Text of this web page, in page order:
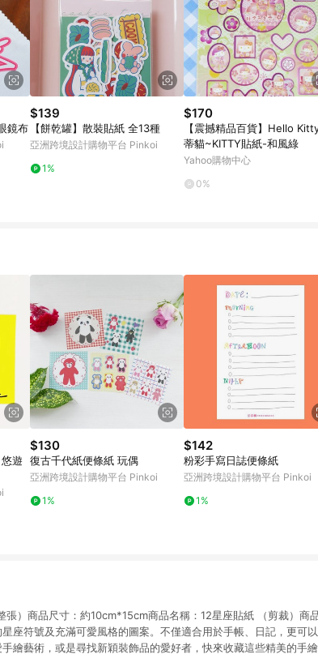
鏡布
$139
【餅乾罐】散裝貼紙 全13種
亞洲跨境設計購物平台 Pinkoi
1%
$170
【震撼精品百貨】Hello
蒂貓~KITTY貼紙-和風綠
Yahoo購物中心
0%
$130
復古千代紙便條紙 玩偶
亞洲跨境設計購物平台 Pinkoi
1%
$142
粉彩手寫日誌便條紙
亞洲跨境設計購物平台 Pinkoi
1%
張）商品尺寸：約10cm*15cm商品名稱：12星座貼紙 （剪裁）
座符號及充滿可愛風格的圖案。不僅適合用於手帳、日記，更可
手繪藝術，或是尋找新穎裝飾品的愛好者，快來收藏這些精美的手